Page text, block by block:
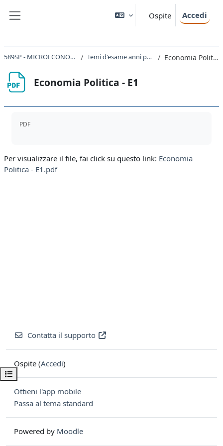
Ospite Accedi
Apri indice del corso
589SP - MICROECONOMIA 2024 Temi d'esame anni precedenti Economia Politica - E1
Economia Politica - E1
PDF
Per visualizzare il file, fai click su questo link: Economia
Politica - E1.pdf
Contatta il supporto
Ospite (Accedi)
Ottieni l'app mobile
Passa al tema standard
Powered by Moodle